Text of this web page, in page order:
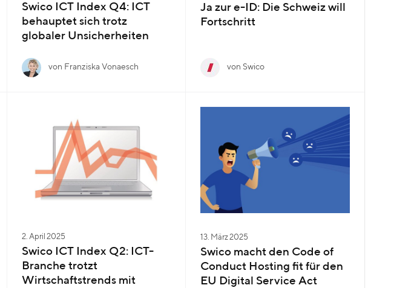
Swico ICT Index Q4: ICT
behauptet sich trotz
globaler Unsicherheiten
von Franziska Vonaesch
Ja zur e-ID: Die Schweiz will
Fortschritt
von Swico
2. April 2025
Swico ICT Index Q2: ICT-
Branche trotzt
Wirtschaftstrends mit
13. März 2025
Swico macht den Code of
Conduct Hosting fit für den
EU Digital Service Act